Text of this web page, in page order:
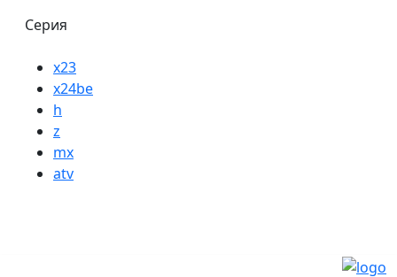
Серия
x23
x24be
h
z
mx
atv